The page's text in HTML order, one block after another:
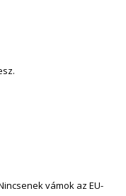
vámok az EU-